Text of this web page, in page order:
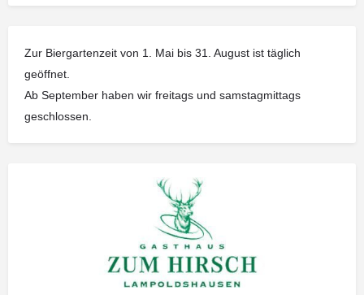
Zur Biergartenzeit von 1. Mai bis 31. August ist täglich
geöffnet.
Ab September haben wir freitags und samstagmittags
geschlossen.